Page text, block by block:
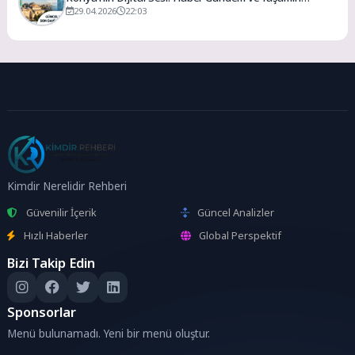
Merkezi
29.04.2026 22:03
Kimdir Nerelidir Rehberi
Güvenilir İçerik
Güncel Analizler
Hızlı Haberler
Global Perspektif
Bizi Takip Edin
Sponsorlar
Menü bulunamadı. Yeni bir menü oluştur.